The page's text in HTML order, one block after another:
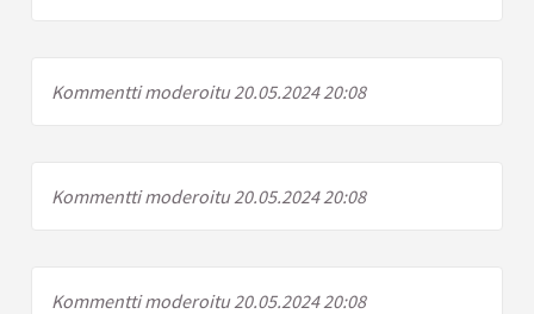
Kommentti moderoitu 20.05.2024 20:08
Kommentti moderoitu 20.05.2024 20:08
Kommentti moderoitu 20.05.2024 20:08